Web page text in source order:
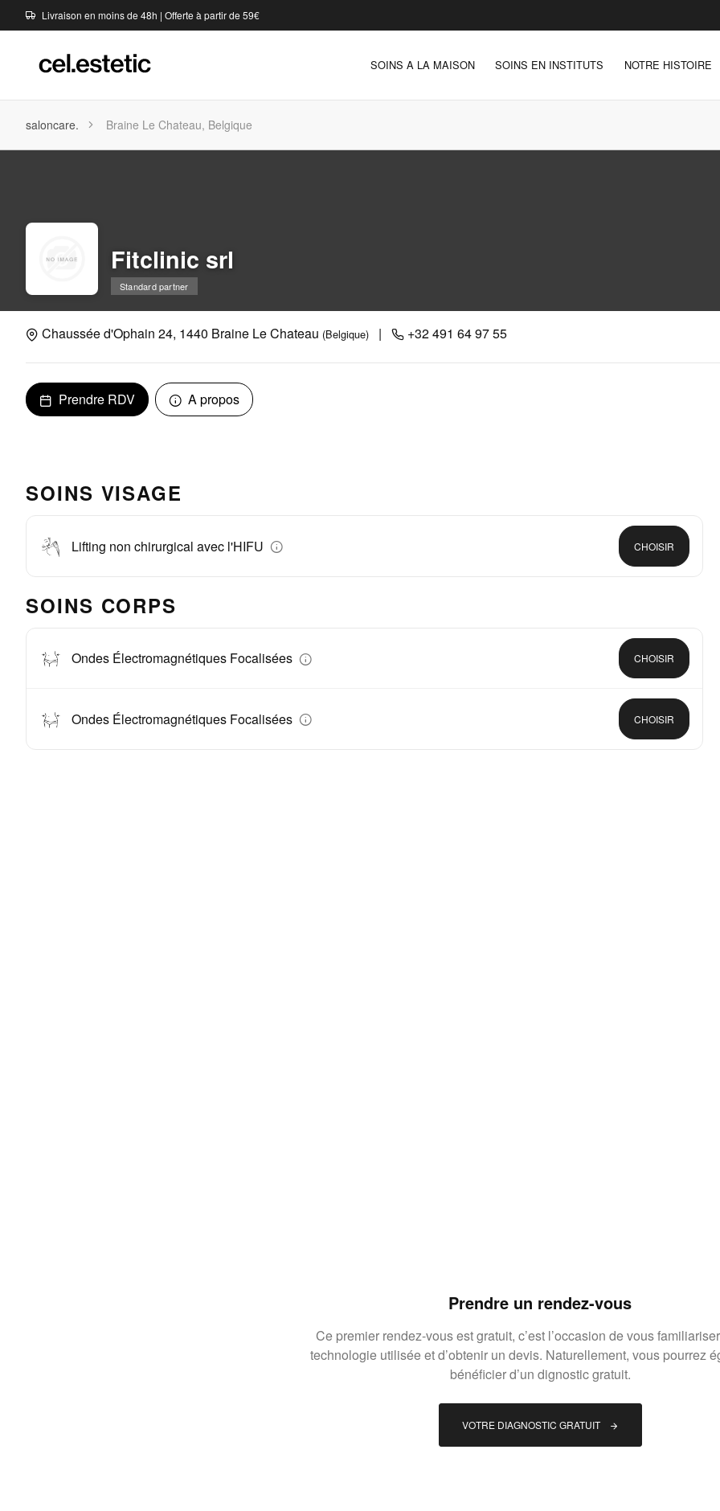
Livraison en moins de 48h | Offerte à partir de 59€
SOINS A LA MAISON SOINS EN INSTITUTS NOTRE HISTOIRE
saloncare. Braine Le Chateau, Belgique
Fitclinic srl
Standard partner
Chaussée d'Ophain 24, 1440 Braine Le Chateau (Belgique) | +32 491 64 97 55
Prendre RDV A propos
SOINS VISAGE
Lifting non chirurgical avec l'HIFU CHOISIR
SOINS CORPS
Ondes Électromagnétiques Focalisées CHOISIR
Ondes Électromagnétiques Focalisées CHOISIR
Prendre un rendez-vous
Ce premier rendez-vous est gratuit, c’est l’occasion de vous
technologie utilisée et d’obtenir un devis. Naturellement, vous pourrez
bénéficier d’un dignostic gratuit.
VOTRE DIAGNOSTIC GRATUIT